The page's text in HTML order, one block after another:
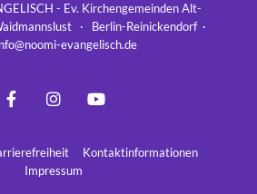
- Ev. Kirchengemeinden Alt-
· Berlin-Reinickendorf ·
evangelisch.de
Kontaktinformationen
Impressum